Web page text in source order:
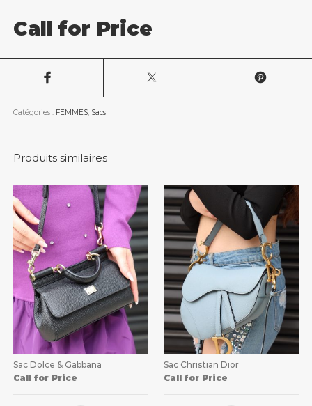
Call for Price
Catégories : FEMMES, Sacs
Produits similaires
Sac Dolce & Gabbana
Call for Price
Sac Christian Dior
Call for Price